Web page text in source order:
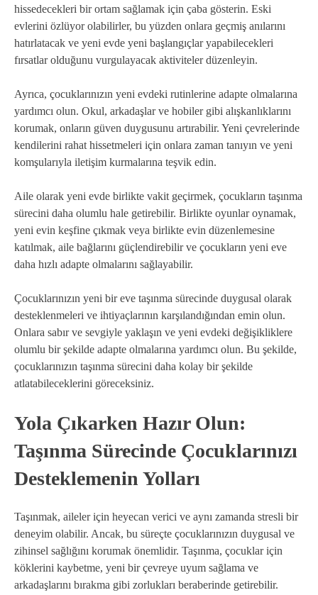
hissedecekleri bir ortam sağlamak için çaba gösterin. Eski
evlerini özlüyor olabilirler, bu yüzden onlara geçmiş anılarını
hatırlatacak ve yeni evde yeni başlangıçlar yapabilecekleri
fırsatlar olduğunu vurgulayacak aktiviteler düzenleyin.
Ayrıca, çocuklarınızın yeni evdeki rutinlerine adapte olmalarına
yardımcı olun. Okul, arkadaşlar ve hobiler gibi alışkanlıklarını
korumak, onların güven duygusunu artırabilir. Yeni çevrelerinde
kendilerini rahat hissetmeleri için onlara zaman tanıyın ve yeni
komşularıyla iletişim kurmalarına teşvik edin.
Aile olarak yeni evde birlikte vakit geçirmek, çocukların taşınma
sürecini daha olumlu hale getirebilir. Birlikte oyunlar oynamak,
yeni evin keşfine çıkmak veya birlikte evin düzenlemesine
katılmak, aile bağlarını güçlendirebilir ve çocukların yeni eve
daha hızlı adapte olmalarını sağlayabilir.
Çocuklarınızın yeni bir eve taşınma sürecinde duygusal olarak
desteklenmeleri ve ihtiyaçlarının karşılandığından emin olun.
Onlara sabır ve sevgiyle yaklaşın ve yeni evdeki değişikliklere
olumlu bir şekilde adapte olmalarına yardımcı olun. Bu şekilde,
çocuklarınızın taşınma sürecini daha kolay bir şekilde
atlatabileceklerini göreceksiniz.
Yola Çıkarken Hazır Olun:
Taşınma Sürecinde Çocuklarınızı
Desteklemenin Yolları
Taşınmak, aileler için heyecan verici ve aynı zamanda stresli bir
deneyim olabilir. Ancak, bu süreçte çocuklarınızın duygusal ve
zihinsel sağlığını korumak önemlidir. Taşınma, çocuklar için
köklerini kaybetme, yeni bir çevreye uyum sağlama ve
arkadaşlarını bırakma gibi zorlukları beraberinde getirebilir.